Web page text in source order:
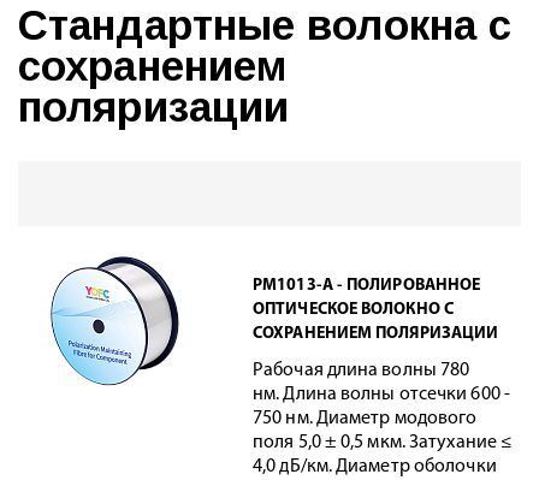
Стандартные волокна с
сохранением
поляризации
PM1013-A - ПОЛИРОВАННОЕ
ОПТИЧЕСКОЕ ВОЛОКНО С
СОХРАНЕНИЕМ ПОЛЯРИЗАЦИИ
Рабочая длина волны 780
нм. Длина волны отсечки 600 -
750 нм. Диаметр модового
поля 5,0 ± 0,5 мкм. Затухание ≤
4,0 дБ/км. Диаметр оболочки